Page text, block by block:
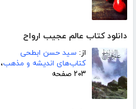
دانلود کتاب عالم عجیب ارواح
از: سید حسن ابطحی
کتاب‌های اندیشه و مذهب،
۲۰۳ صفحه